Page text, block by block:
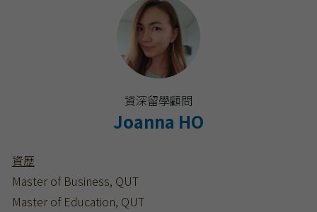
資深留學顧問
Joanna HO
資歷
Master of Business, QUT
Master of Education, QUT